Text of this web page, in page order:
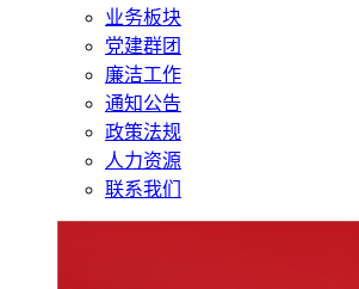
业务板块
党建群团
廉洁工作
通知公告
政策法规
人力资源
联系我们